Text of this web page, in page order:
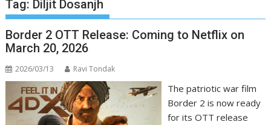
Tag: Diljit Dosanjh
Border 2 OTT Release: Coming to Netflix on
March 20, 2026
2026/03/13 Ravi Tondak
The patriotic war film
Border 2 is now ready
for its OTT release